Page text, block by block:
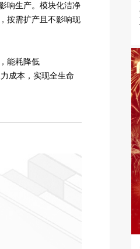
响生产。模块化洁净
按需扩产且不影响现
能耗降低
成本，实现全生命